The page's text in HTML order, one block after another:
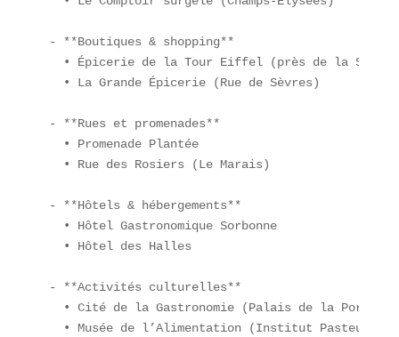
- **Boutiques & shopping**
• Épicerie de la Tour Eiffel (près de la
  • La Grande Épicerie (Rue de Sèvres)
- **Rues et promenades**
  • Promenade Plantée
  • Rue des Rosiers (Le Marais)
- **Hôtels & hébergements**
  • Hôtel Gastronomique Sorbonne
  • Hôtel des Halles
- **Activités culturelles**
• Cité de la Gastronomie (Palais de la Porte
  • Musée de l’Alimentation (Institut Pasteur)